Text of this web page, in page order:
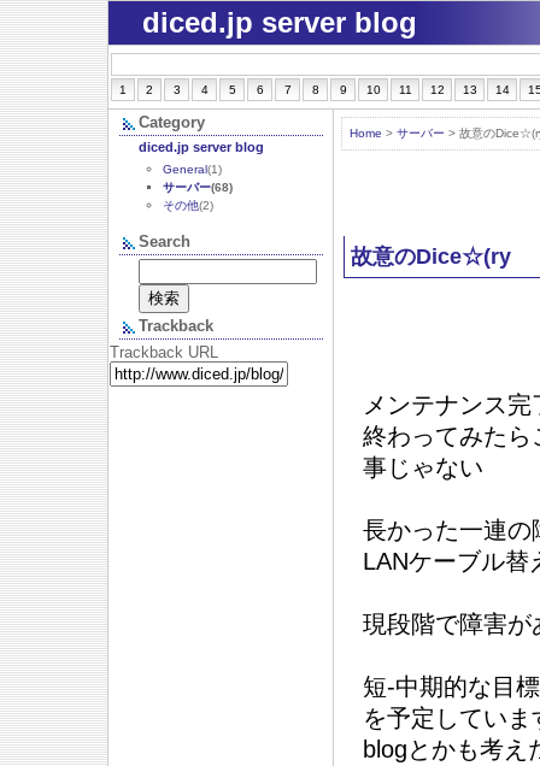
diced.jp server blog
1 2 3 4 5 6 7 8 9 10 11 12 13 14
Home > サーバー > 故意の
故意のDice☆(ry
メンテナンス
終わってみた
事じゃない
長かった一連の
LANケーブル替
現段階で障害が
短-中期的な目
を予定していま
blogとかも考え
Category
diced.jp server blog
General(1)
サーバー(68)
その他(2)
Search
Trackback
Trackback URL